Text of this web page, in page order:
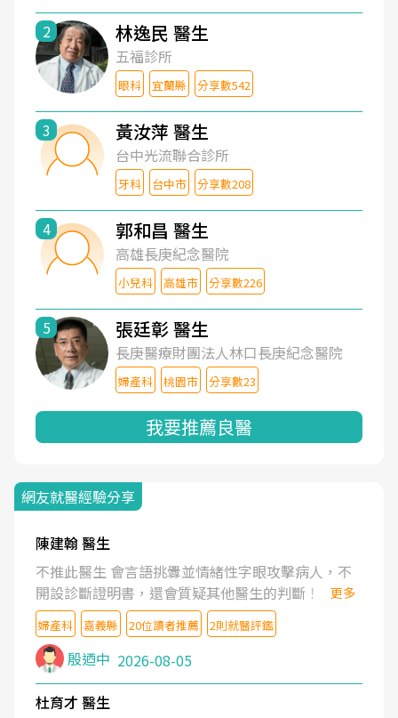
2 林逸民 醫生
五福診所
眼科 宜蘭縣 分享數542
3 黃汝萍 醫生
台中光流聯合診所
牙科 台中市 分享數208
4 郭和昌 醫生
高雄長庚紀念醫院
小兒科 高雄市 分享數226
5 張廷彰 醫生
長庚醫療財團法人林口長庚紀念醫院
婦產科 桃園市 分享數23
我要推薦良醫
網友就醫經驗分享
陳建翰 醫生
不推此醫生 會言語挑釁並情緒性字眼攻擊病人，不
開設診斷證明書，還會質疑其他醫生的判斷！
更多
婦產科 嘉義縣 20位讀者推薦 2則就醫評鑑
殷迺中 2026-08-05
杜育才 醫生